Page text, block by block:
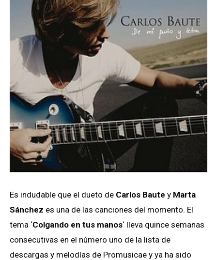
Es indudable que el dueto de Carlos Baute y Marta
Sánchez es una de las canciones del momento. El
tema ‘Colgando en tus manos‘ lleva quince semanas
consecutivas en el número uno de la lista de
descargas y melodías de Promusicae y ya ha sido